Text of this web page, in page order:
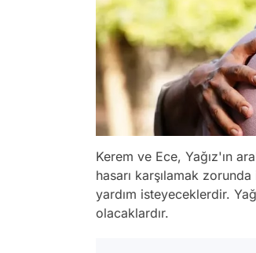
Kerem ve Ece, Yağız'ın
hasarı karşılamak
yardım isteyeceklerdir.
olacaklardır.